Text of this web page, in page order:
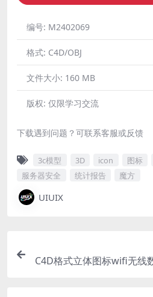
编号: M2402069
格式: C4D/OBJ
文件大小: 160 MB
版权: 仅限学习交流
下载遇到问题？可联系客服或反馈
3c模型 3D icon 图标
服务器安全
统计报告 魔方
UIUIX
C4D格式立体图标wifi无线